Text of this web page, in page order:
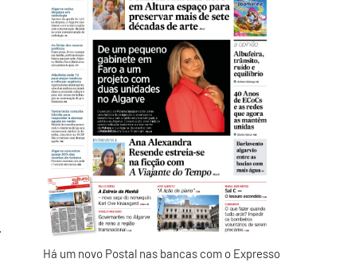
Há um novo Postal nas bancas com o Expresso